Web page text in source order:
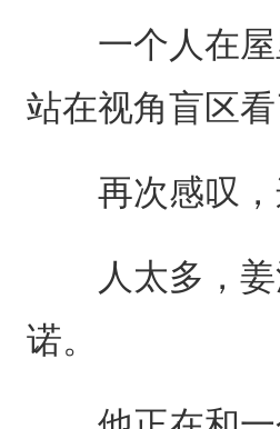
一个人在屋
站在视角盲区
再次感叹，
人太多，姜
诺。